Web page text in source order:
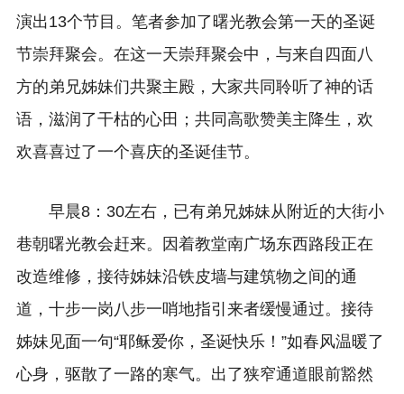
演出13个节目。笔者参加了曙光教会第一天的圣诞
节崇拜聚会。在这一天崇拜聚会中，与来自四面八
方的弟兄姊妹们共聚主殿，大家共同聆听了神的话
语，滋润了干枯的心田；共同高歌赞美主降生，欢
欢喜喜过了一个喜庆的圣诞佳节。
早晨8：30左右，已有弟兄姊妹从附近的大街小
巷朝曙光教会赶来。因着教堂南广场东西路段正在
改造维修，接待姊妹沿铁皮墙与建筑物之间的通
道，十步一岗八步一哨地指引来者缓慢通过。接待
姊妹见面一句“耶稣爱你，圣诞快乐！”如春风温暖了
心身，驱散了一路的寒气。出了狭窄通道眼前豁然